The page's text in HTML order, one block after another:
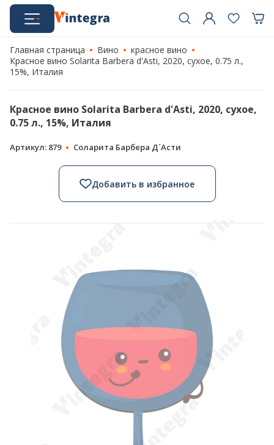
Главная страница Вино
красное вино
Красное вино Solarita Barbera d'Asti, 2020, сухое, 0.75 л.,
15%, Италия
Красное вино Solarita Barbera d'Asti, 2020, сухое,
0.75 л., 15%, Италия
Артикул: 879 Соларита Барбера Д`Асти
Добавить в избранное